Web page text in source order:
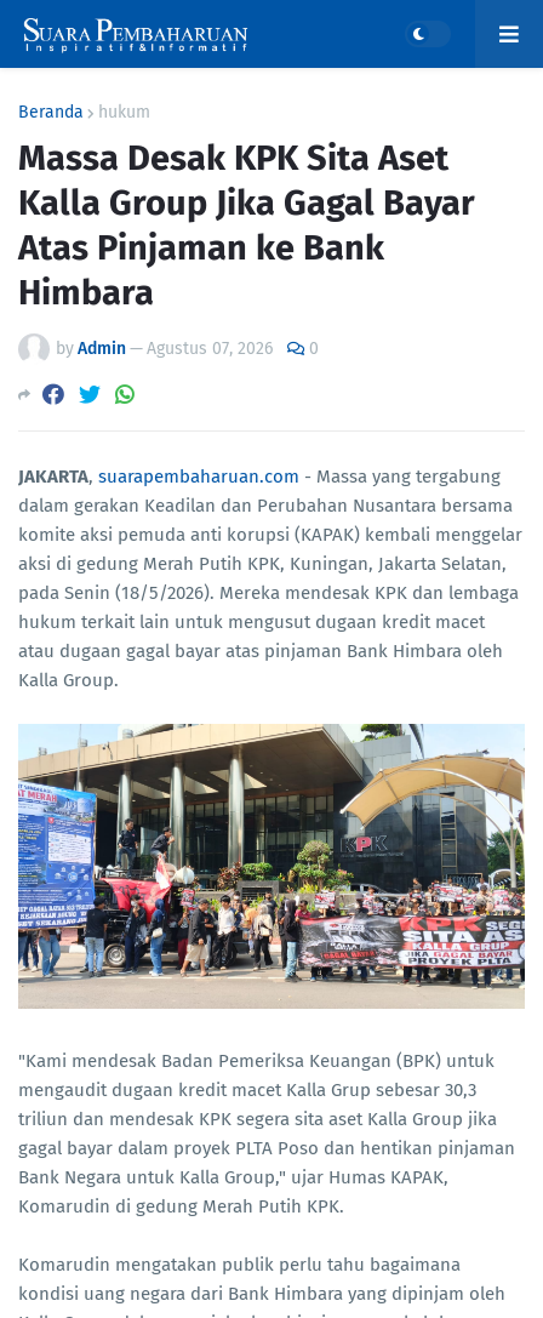
Beranda hukum
Massa Desak KPK Sita Aset
Kalla Group Jika Gagal Bayar
Atas Pinjaman ke Bank
Himbara
byAdmin—Agustus 07, 2026 0
JAKARTA, suarapembaharuan.com - Massa yang tergabung
dalam gerakan Keadilan dan Perubahan Nusantara bersama
komite aksi pemuda anti korupsi (KAPAK) kembali menggelar
aksi di gedung Merah Putih KPK, Kuningan, Jakarta Selatan,
pada Senin (18/5/2026). Mereka mendesak KPK dan lembaga
hukum terkait lain untuk mengusut dugaan kredit macet
atau dugaan gagal bayar atas pinjaman Bank Himbara oleh
Kalla Group.
"Kami mendesak Badan Pemeriksa Keuangan (BPK) untuk
mengaudit dugaan kredit macet Kalla Grup sebesar 30,3
triliun dan mendesak KPK segera sita aset Kalla Group jika
gagal bayar dalam proyek PLTA Poso dan hentikan pinjaman
Bank Negara untuk Kalla Group," ujar Humas KAPAK,
Komarudin di gedung Merah Putih KPK.
Komarudin mengatakan publik perlu tahu bagaimana
kondisi uang negara dari Bank Himbara yang dipinjam oleh